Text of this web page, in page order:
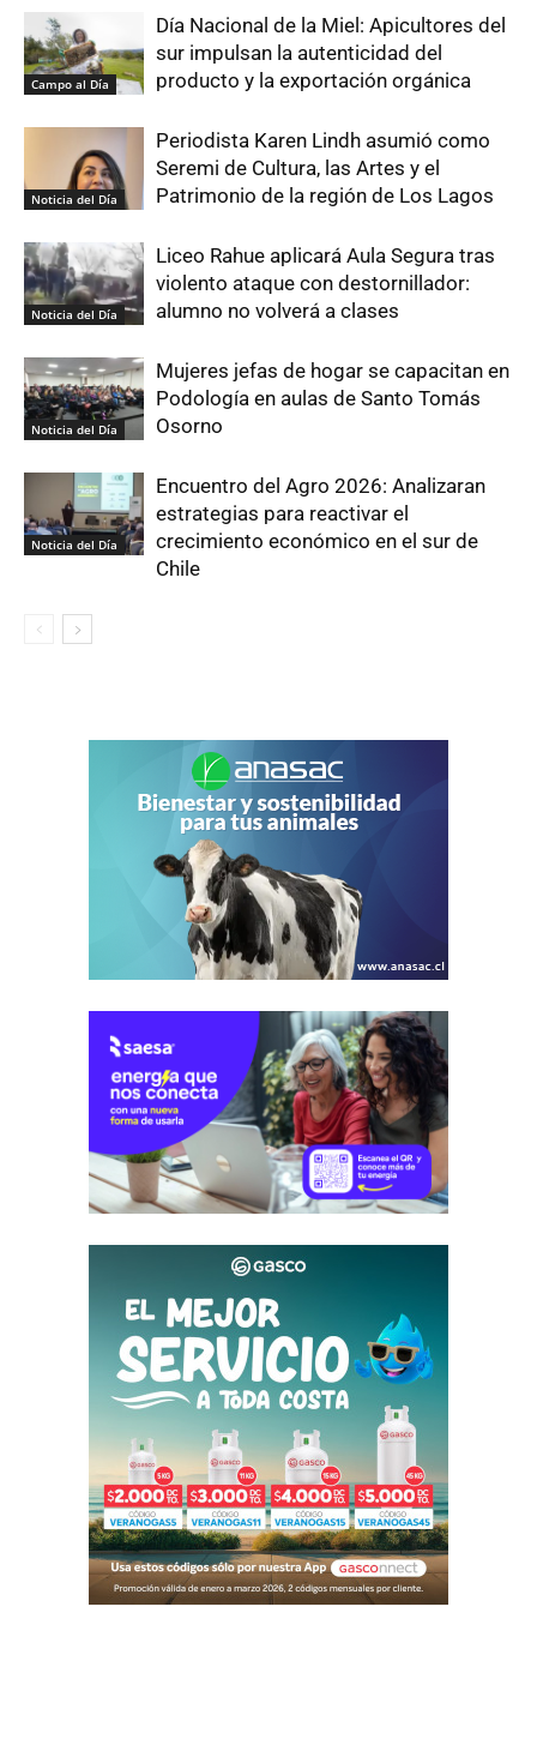
Campo al Día
Día Nacional de la Miel: Apicultores del
sur impulsan la autenticidad del
producto y la exportación orgánica
Noticia del Día
Periodista Karen Lindh asumió como
Seremi de Cultura, las Artes y el
Patrimonio de la región de Los Lagos
Noticia del Día
Liceo Rahue aplicará Aula Segura tras
violento ataque con destornillador:
alumno no volverá a clases
Noticia del Día
Mujeres jefas de hogar se capacitan en
Podología en aulas de Santo Tomás
Osorno
Noticia del Día
Encuentro del Agro 2026: Analizaran
estrategias para reactivar el
crecimiento económico en el sur de
Chile